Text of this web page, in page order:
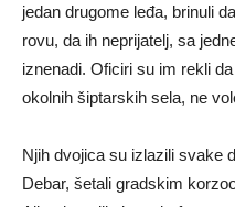
jedan drugome leđa, brinuli
rovu, da ih neprijatelj, sa
iznenadi. Oficiri su im rekli
okolnih šiptarskih sela, ne
Njih dvojica su izlazili svake
Debar, šetali gradskim